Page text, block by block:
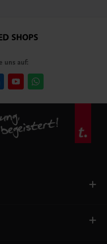
uns auf: